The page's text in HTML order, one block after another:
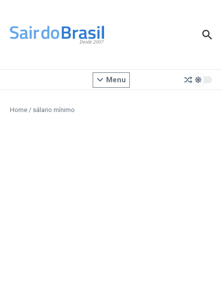
Menu
Home / sálario mínimo